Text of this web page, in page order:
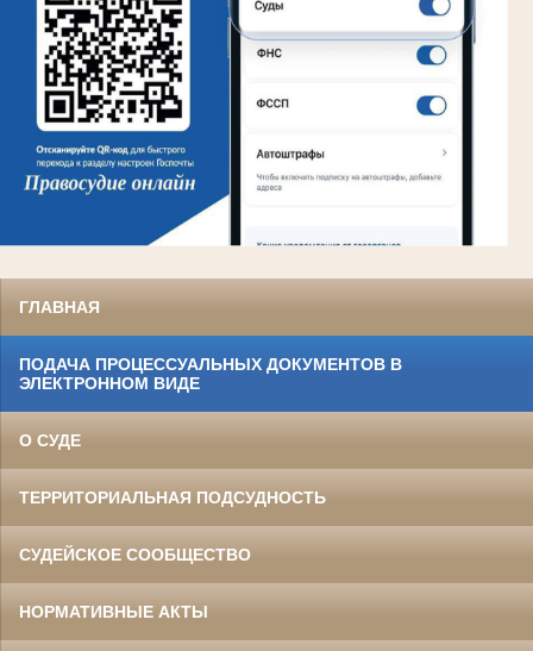
ГЛАВНАЯ
ПОДАЧА ПРОЦЕССУАЛЬНЫХ ДОКУМЕНТОВ В
ЭЛЕКТРОННОМ ВИДЕ
О СУДЕ
ТЕРРИТОРИАЛЬНАЯ ПОДСУДНОСТЬ
СУДЕЙСКОЕ СООБЩЕСТВО
НОРМАТИВНЫЕ АКТЫ